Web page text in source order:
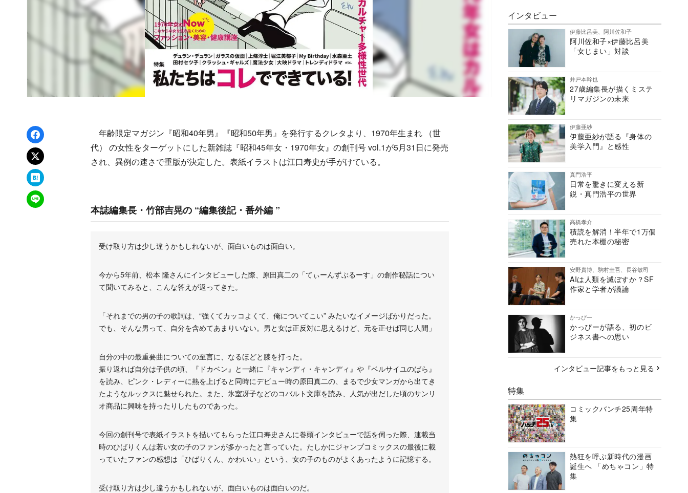
Facebookでシェア
xでポスト
はてなブックマーク
LINEで送る
年齢限定マガジン『昭和40年男』『昭和50年男』を発行するクレタより、1970年生まれ （世
代） の女性をターゲットにした新雑誌『昭和45年女・1970年女』の創刊号 vol.1が5月31日に発売
され、異例の速さで重版が決定した。表紙イラストは江口寿史が手がけている。
本誌編集長・竹部吉晃の “編集後記・番外編 ”
受け取り方は少し違うかもしれないが、面白いものは面白い。
今から5年前、松本 隆さんにインタビューした際、原田真二の「てぃーんずぶるーす」の創作秘話につい
て聞いてみると、こんな答えが返ってきた。
「それまでの男の子の歌詞は、“強くてカッコよくて、俺についてこい” みたいなイメージばかりだった。
でも、そんな男って、自分を含めてあまりいない。男と女は正反対に思えるけど、元を正せば同じ人間」
自分の中の最重要曲についての至言に、なるほどと膝を打った。
振り返れば自分は子供の頃、『ドカベン』と一緒に『キャンディ・キャンディ』や『ベルサイユのばら』
を読み、ピンク・レディーに熱を上げると同時にデビュー時の原田真二の、まるで少女マンガから出てき
たようなルックスに魅せられた。また、氷室冴子などのコバルト文庫を読み、人気が出だした頃のサンリ
オ商品に興味を持ったりしたものであった。
今回の創刊号で表紙イラストを描いてもらった江口寿史さんに巻頭インタビューで話を伺った際、連載当
時のひばりくんは若い女の子のファンが多かったと言っていた。たしかにジャンプコミックスの最後に載
っていたファンの感想は「ひばりくん、かわいい」という、女の子のものがよくあったように記憶する。
受け取り方は少し違うかもしれないが、面白いものは面白いのだ。
インタビュー
伊藤比呂美、阿川佐和子
阿川佐和子×伊藤比呂美
「女じまい」対談
井戸本幹也
27歳編集長が描くミステ
リマガジンの未来
伊藤亜紗
伊藤亜紗が語る『身体の
美学入門』と感性
真門浩平
日常を驚きに変える新
鋭・真門浩平の世界
高橋孝介
積読を解消！半年で1万個
売れた本棚の秘密
安野貴博、駒村圭吾、長谷敏司
AIは人類を滅ぼすか？SF
作家と学者が議論
かっぴー
かっぴーが語る、初のビ
ジネス書への思い
インタビュー記事をもっと見る
特集
コミックバンチ25周年特
集
熱狂を呼ぶ新時代の漫画
誕生へ 「めちゃコン」特
集